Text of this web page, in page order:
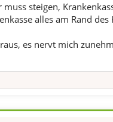
steigen,
alles am Rand des
es nervt mich